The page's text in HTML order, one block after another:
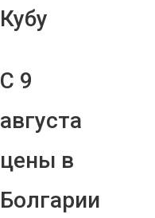
Кубу
С 9
августа
цены в
Болгарии